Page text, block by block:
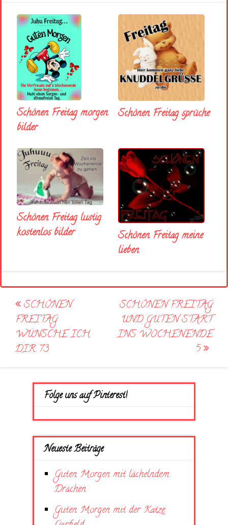
Schönen Freitag morgen
bilder
Schönen Freitag sprüche
Schönen Freitag lustig
kostenlos bilder
Schönen Freitag meine
lieben
Post
navigation
SCHÖNEN
FREITAG
WÜNSCHE ICH
DIR 73
SCHÖNEN FREITAG
UND GUTEN START
INS WOCHENENDE
5
Folge uns auf Pinterest!
Neueste Beiträge
Guten Morgen mit lächelndem
Drachen
Guten Morgen mit der Katze